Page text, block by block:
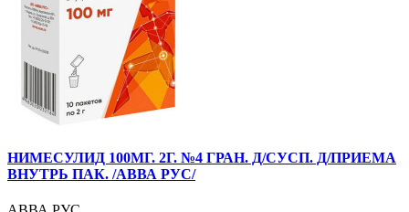
НИМЕСУЛИД 100МГ. 2Г. №4 ГРАН. Д/СУСП. Д/ПРИЕМА
ВНУТРЬ ПАК. /АВВА РУС/